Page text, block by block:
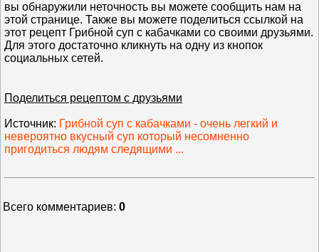
вы обнаружили неточность вы можете сообщить нам на
этой странице. Также вы можете поделиться ссылкой на
этот рецепт Грибной суп с кабачками со своими друзьями.
Для этого достаточно кликнуть на одну из кнопок
социальных сетей.
Поделиться рецептом с друзьями
Источник: Грибной суп с кабачками - очень легкий и
невероятно вкусный суп который несомненно
пригодиться людям следящими ...
Всего комментариев: 0